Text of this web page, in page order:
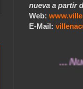
nueva a partir
Web:
E-Mail:
... Nuestros